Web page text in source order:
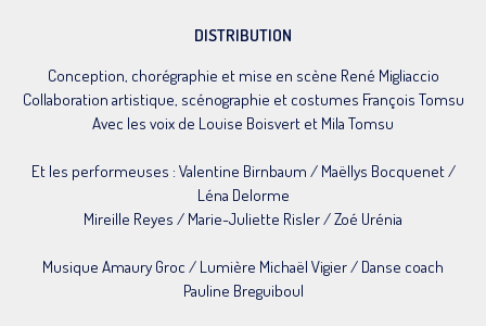
DISTRIBUTION
Conception, chorégraphie et mise en scène René Migliaccio
Collaboration artistique, scénographie et costumes François Tomsu
Avec les voix de Louise Boisvert et Mila Tomsu
Et les performeuses : Valentine Birnbaum / Maëllys Bocquenet /
Léna Delorme
Mireille Reyes / Marie-Juliette Risler / Zoé Urénia
Musique Amaury Groc / Lumière Michaël Vigier / Danse coach
Pauline Breguiboul